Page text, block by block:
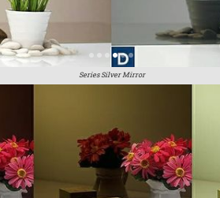
Series Silver Mirror